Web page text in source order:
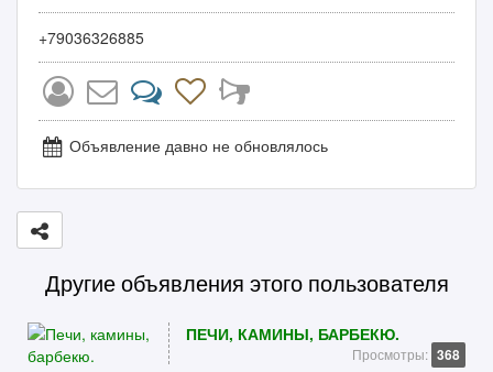
+79036326885
Объявление давно не обновлялось
Другие объявления этого пользователя
ПЕЧИ, КАМИНЫ, БАРБЕКЮ.
Просмотры: 368